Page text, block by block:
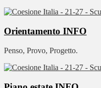
Orientamento INFO
Penso, Provo, Progetto.